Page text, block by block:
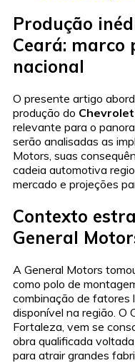
Produção
Ceará:
nacional
O presente artigo
produção do
relevante para o
serão analisadas as
Motors, suas
cadeia automotiva
mercado e projeções
Contexto
General
A General Motors
como polo de
combinação de fatores
disponível na região. O
Fortaleza, vem se
obra qualificada
para atrair grandes